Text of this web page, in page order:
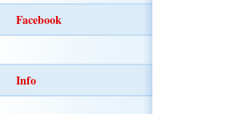
Facebook
Info